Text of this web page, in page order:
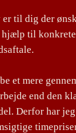
til dig der
hjælp til
et mere
end den
Derfor har